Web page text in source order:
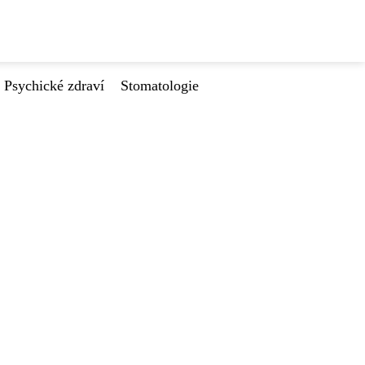
Psychické zdraví Stomatologie